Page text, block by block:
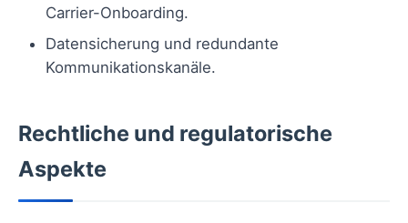
Carrier-Onboarding.
Datensicherung und redundante
Kommunikationskanäle.
Rechtliche und regulatorische
Aspekte